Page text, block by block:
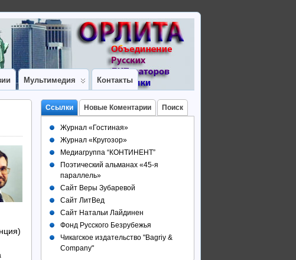
Мультимедия Контакты
Ссылки Новые Коментарии Поиск
Журнал «Гостиная»
Журнал «Кругозор»
Медиагруппа “КОНТИНЕНТ”
Поэтический альманах «45-я
параллель»
Сайт Веры Зубаревой
Сайт ЛитВед
Сайт Натальи Лайдинен
Фонд Русского Безрубежья
Чикагское издательство "Bagriy &
Company"